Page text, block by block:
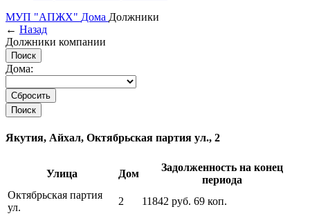
МУП "АПЖХ" Дома Должники
← Назад
Должники компании
Дома:
Якутия, Айхал, Октябрьская партия ул., 2
Улица Дом
Задолженность на конец
периода
Октябрьская партия
ул.
2 11842 руб. 69 коп.